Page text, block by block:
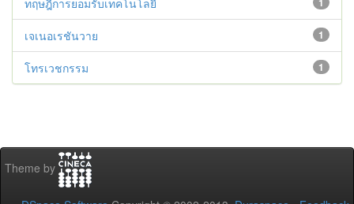
ทฤษฎีการยอมรับเทคโนโลยี
1
เจเนอเรชันวาย
1
โทรเวชกรรม
Theme by